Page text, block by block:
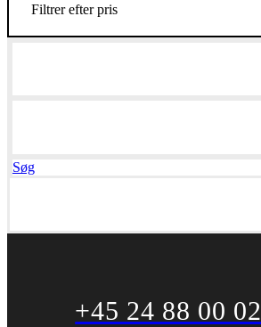
Filtrer efter pris
Søg
+45 24 88 00 02